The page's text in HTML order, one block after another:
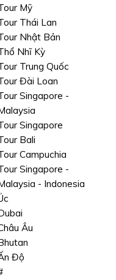
Mỹ
Thái Lan
Nhật Bản
Nhĩ Kỳ
Trung Quốc
Đài Loan
Singapore -
Singapore
Bali
Campuchia
Singapore -
- Indonesia
Âu
Độ